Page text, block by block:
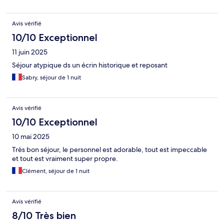
Avis vérifié
10/10 Exceptionnel
11 juin 2025
Séjour atypique ds un écrin historique et reposant
Sabry, séjour de 1 nuit
Avis vérifié
10/10 Exceptionnel
10 mai 2025
Très bon séjour, le personnel est adorable, tout est impeccable
et tout est vraiment super propre.
Clément, séjour de 1 nuit
Avis vérifié
8/10 Très bien